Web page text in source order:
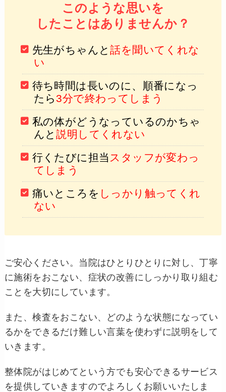
このような思いを
したことはありませんか？
先生がちゃんと話を聞いてくれな
い
待ち時間は長いのに、順番になっ
たら3分で終わってしまう
私の体がどうなっているのかちゃ
んと説明してくれない
行くたびに担当 スタッフが変わっ
てしまう
痛いところを しっかり触ってくれ
ない
ご安心ください。当院はひとりひとりに対し、丁寧
に施術をおこない、症状の改善にしっかり取り組む
ことを大切にしています。
また、検査をおこない、どのような状態になってい
るかをできるだけ難しい言葉を使わずに説明をして
いきます。
整体院がはじめてという方でも安心できるサービス
を提供していきますのでよろしくお願いいたしま